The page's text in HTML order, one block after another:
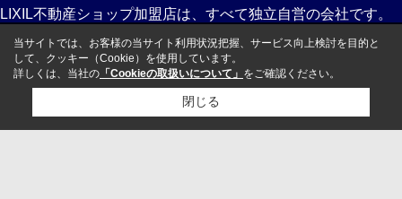
LIXIL不動産ショップ加盟店は、すべて独立自営の会社です。
当サイトでは、お客様の当サイト利用状況把握、サービス向上検討を目的と
して、クッキー（Cookie）を使用しています。
詳しくは、当社の 「Cookieの取扱いについて」 をご確認ください。
閉じる